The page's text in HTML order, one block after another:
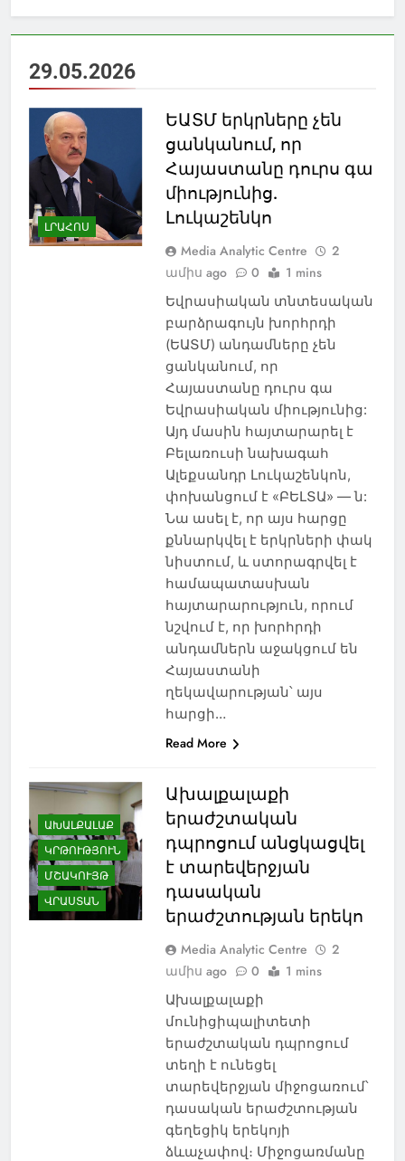
29.05.2026
ԼՐԱՀՈՍ
ԵԱՏՄ երկրները չեն
ցանկանում, որ
Հայաստանը դուրս գա
միությունից.
Լուկաշենկո
Media Analytic Centre
2
ամիս ago
0 1 mins
Եվրասիական տնտեսական
բարձրագույն խորհրդի
(ԵԱՏՄ) անդամները չեն
ցանկանում, որ
Հայաստանը դուրս գա
Եվրասիական միությունից:
Այդ մասին հայտարարել է
Բելառուսի նախագահ
Ալեքսանդր Լուկաշենկոն,
փոխանցում է «ԲԵԼՏԱ» — ն:
Նա ասել է, որ այս հարցը
քննարկվել է երկրների փակ
նիստում, և ստորագրվել է
համապատասխան
հայտարարություն, որում
նշվում է, որ խորհրդի
անդամներն աջակցում են
Հայաստանի
ղեկավարության՝ այս
հարցի…
Read More
ԱԽԱԼՔԱԼԱՔ
ԿՐԹՈՒԹՅՈՒՆ
ՄՇԱԿՈՒՅԹ
ՎՐԱՍՏԱՆ
Ախալքալաքի
երաժշտական
դպրոցում անցկացվել
է տարեվերջյան
դասական
երաժշտության երեկո
Media Analytic Centre
2
ամիս ago
0 1 mins
Ախալքալաքի
մունիցիպալիտետի
երաժշտական դպրոցում
տեղի է ունեցել
տարեվերջյան միջոցառում՝
դասական երաժշտության
գեղեցիկ երեկոյի
ձևաչափով։ Միջոցառմանը